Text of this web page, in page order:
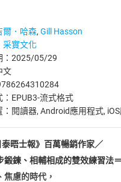
爾．哈森, Gill Hasson
采實文化
：2025/05/29
文
：EPUB3-流式格式
：閱讀器, Android應用程式,
晤士報》百萬暢銷作家／
鍛鍊、相輔相成的雙效練習法＝
焦慮的時代，